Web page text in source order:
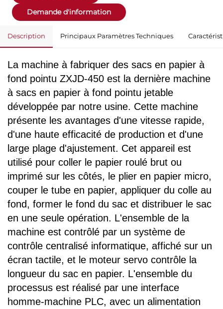
Demande d'information
Description Principaux Paramètres Techniques
La machine à fabriquer des sacs en papier à
fond pointu ZXJD-450 est la dernière machine
à sacs en papier à fond pointu jetable
développée par notre usine. Cette machine
présente les avantages d'une vitesse rapide,
d'une haute efficacité de production et d'une
large plage d'ajustement. Cet appareil est
utilisé pour coller le papier roulé brut ou
imprimé sur les côtés, le plier en papier micro,
couper le tube en papier, appliquer du colle au
fond, former le fond du sac et distribuer le sac
en une seule opération. L'ensemble de la
machine est contrôlé par un système de
contrôle centralisé informatique, affiché sur un
écran tactile, et le moteur servo contrôle la
longueur du sac en papier. L'ensemble du
processus est réalisé par une interface
homme-machine PLC, avec un alimentation